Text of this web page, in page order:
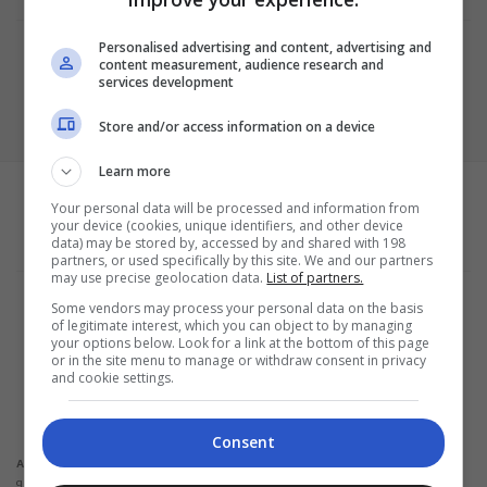
Política de Privacidade
Configurações de privacidade e cookies
Sobre a empresa
ALPHAZEN TECHNOLOGIES LIMITED
Email: networknewsinc@gmail.com
Atenção:
Não solicitamos em nenhuma situação quantias em dinheiro para liberação de
qualquer tipo de produto financeiro, seja cartão de crédito, financiamento ou empréstimo.
Personalised advertising and content, advertising and
content measurement, audience research and
services development
Store and/or access information on a device
Learn more
Your personal data will be processed and information from
your device (cookies, unique identifiers, and other device
data) may be stored by, accessed by and shared with 198
partners, or used specifically by this site. We and our partners
may use precise geolocation data. List of partners.
Some vendors may process your personal data on the basis
of legitimate interest, which you can object to by managing
your options below. Look for a link at the bottom of this page
or in the site menu to manage or withdraw consent in privacy
and cookie settings.
Consent